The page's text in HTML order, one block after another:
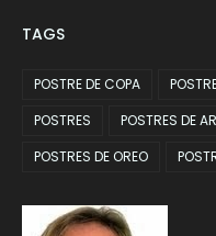
TAGS
POSTRE DE COPA
POSTRES
POSTRES DE
POSTRES DE OREO